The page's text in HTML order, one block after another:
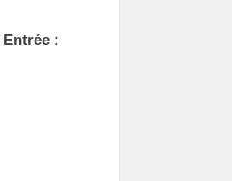
Entrée: